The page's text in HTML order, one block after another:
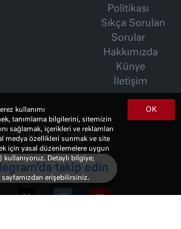
Politikası
Sıkça Sorulan
Sorular
Hakkımızda
Künye
İletişim
Berkan Yazıları
Özkök Yazıları
Haftalık Gazete
OK
kullanımı
tanımlama bilgilerini, sitemizin
sağlamak, içerikleri ve reklamları
medya özellikleri sunmak ve site
için yasal düzenlemelere uygun
kullanıyoruz. Detaylı bilgiye;
sayfamızdan erişebilirsiniz.
takip edin